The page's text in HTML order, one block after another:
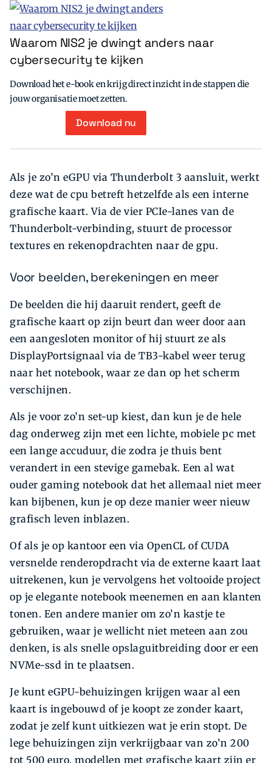
Waarom NIS2 je dwingt anders naar
cybersecurity te kijken
Download het e-book en krijg direct inzicht in de stappen die
jouw organisatie moet zetten.
Download nu
Als je zo’n eGPU via Thunderbolt 3 aansluit, werkt
deze wat de cpu betreft hetzelfde als een interne
grafische kaart. Via de vier PCIe-lanes van de
Thunderbolt-verbinding, stuurt de processor
textures en rekenopdrachten naar de gpu.
Voor beelden, berekeningen en meer
De beelden die hij daaruit rendert, geeft de
grafische kaart op zijn beurt dan weer door aan
een aangesloten monitor of hij stuurt ze als
DisplayPortsignaal via de TB3-kabel weer terug
naar het notebook, waar ze dan op het scherm
verschijnen.
Als je voor zo’n set-up kiest, dan kun je de hele
dag onderweg zijn met een lichte, mobiele pc met
een lange accuduur, die zodra je thuis bent
verandert in een stevige gamebak. Een al wat
ouder gaming notebook dat het allemaal niet meer
kan bijbenen, kun je op deze manier weer nieuw
grafisch leven inblazen.
Of als je op kantoor een via OpenCL of CUDA
versnelde renderopdracht via de externe kaart laat
uitrekenen, kun je vervolgens het voltooide project
op je elegante notebook meenemen en aan klanten
tonen. Een andere manier om zo’n kastje te
gebruiken, waar je wellicht niet meteen aan zou
denken, is als snelle opslaguitbreiding door er een
NVMe-ssd in te plaatsen.
Je kunt eGPU-behuizingen krijgen waar al een
kaart is ingebouwd of je koopt ze zonder kaart,
zodat je zelf kunt uitkiezen wat je erin stopt. De
lege behuizingen zijn verkrijgbaar van zo’n 200
tot 500 euro, modellen met grafische kaart zijn er